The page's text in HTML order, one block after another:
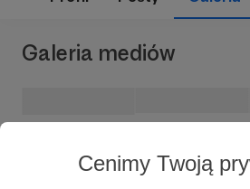
Cenimy Twoją
Galeria mediów